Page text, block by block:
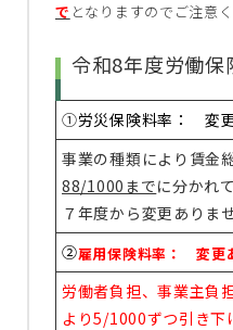
で となりますのでご注意く
令和8年度労働保
①労災保険料率： 変
事業の種類により賃金
88/1000までに分かれ
７年度から変更ありませ
②雇用保険料率： 変更
労働者負担、事業主負
より5/1000ずつ引き下